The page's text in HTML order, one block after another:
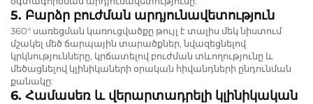
5. Բարձր բուժման արդյունավետություն
360° սառեցման կառուցվածքը թույլ է տալիս մեկ նիստում
մշակել մեծ ճարպային տարածքներ, նվազեցնելով
կրկնությունները, կրճատելով բուժման տևողությունը և
մեծացնելով կլինիկաների օրական հիվանդների ընդունման
քանակը:
6. Համասեռ և վերարտադրելի կլինիկական